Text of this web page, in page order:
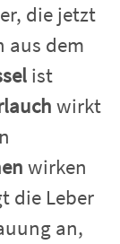
die jetzt
aus dem
ist
wirkt
wirken
die Leber
an,